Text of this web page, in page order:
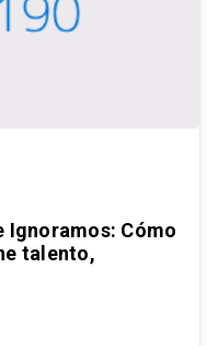
Ignoramos: Cómo
talento,